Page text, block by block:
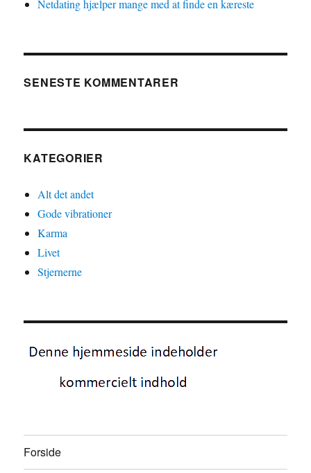
Netdating hjælper mange med at finde en kæreste
SENESTE KOMMENTARER
KATEGORIER
Alt det andet
Gode vibrationer
Karma
Livet
Stjernerne
Forside